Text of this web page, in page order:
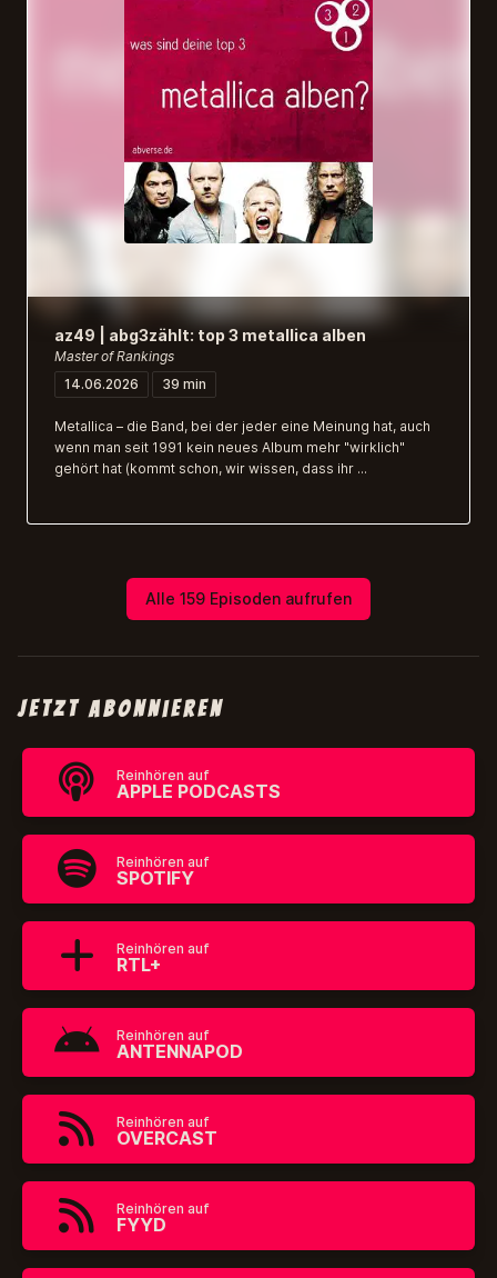
az49 | abg3zählt: top 3 metallica alben
Master of Rankings
14.06.2026
39 min
Metallica – die Band, bei der jeder eine Meinung hat, auch
wenn man seit 1991 kein neues Album mehr "wirklich"
gehört hat (kommt schon, wir wissen, dass ihr ...
Alle 159 Episoden aufrufen
Jetzt abonnieren
Reinhören auf
APPLE PODCASTS
Reinhören auf
SPOTIFY
Reinhören auf
RTL+
Reinhören auf
ANTENNAPOD
Reinhören auf
OVERCAST
Reinhören auf
FYYD